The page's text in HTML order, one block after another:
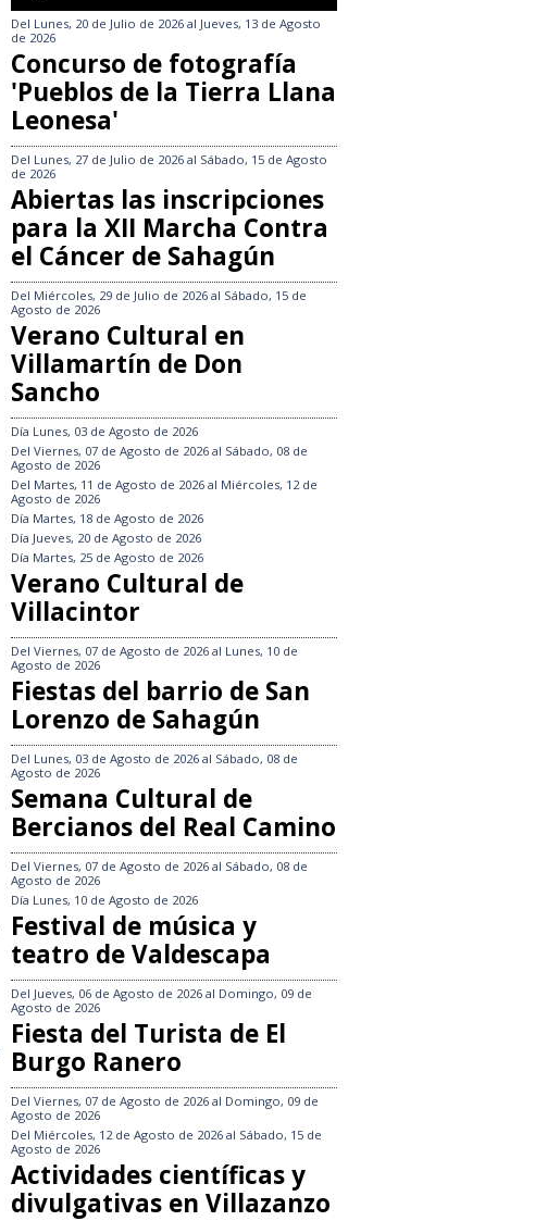
Del Lunes, 20 de Julio de 2026 al Jueves, 13 de Agosto
de 2026
Concurso de fotografía
'Pueblos de la Tierra Llana
Leonesa'
Del Lunes, 27 de Julio de 2026 al Sábado, 15 de Agosto
de 2026
Abiertas las inscripciones
para la XII Marcha Contra
el Cáncer de Sahagún
Del Miércoles, 29 de Julio de 2026 al Sábado, 15 de
Agosto de 2026
Verano Cultural en
Villamartín de Don
Sancho
Día Lunes, 03 de Agosto de 2026
Del Viernes, 07 de Agosto de 2026 al Sábado, 08 de
Agosto de 2026
Del Martes, 11 de Agosto de 2026 al Miércoles, 12 de
Agosto de 2026
Día Martes, 18 de Agosto de 2026
Día Jueves, 20 de Agosto de 2026
Día Martes, 25 de Agosto de 2026
Verano Cultural de
Villacintor
Del Viernes, 07 de Agosto de 2026 al Lunes, 10 de
Agosto de 2026
Fiestas del barrio de San
Lorenzo de Sahagún
Del Lunes, 03 de Agosto de 2026 al Sábado, 08 de
Agosto de 2026
Semana Cultural de
Bercianos del Real Camino
Del Viernes, 07 de Agosto de 2026 al Sábado, 08 de
Agosto de 2026
Día Lunes, 10 de Agosto de 2026
Festival de música y
teatro de Valdescapa
Del Jueves, 06 de Agosto de 2026 al Domingo, 09 de
Agosto de 2026
Fiesta del Turista de El
Burgo Ranero
Del Viernes, 07 de Agosto de 2026 al Domingo, 09 de
Agosto de 2026
Del Miércoles, 12 de Agosto de 2026 al Sábado, 15 de
Agosto de 2026
Actividades científicas y
divulgativas en Villazanzo